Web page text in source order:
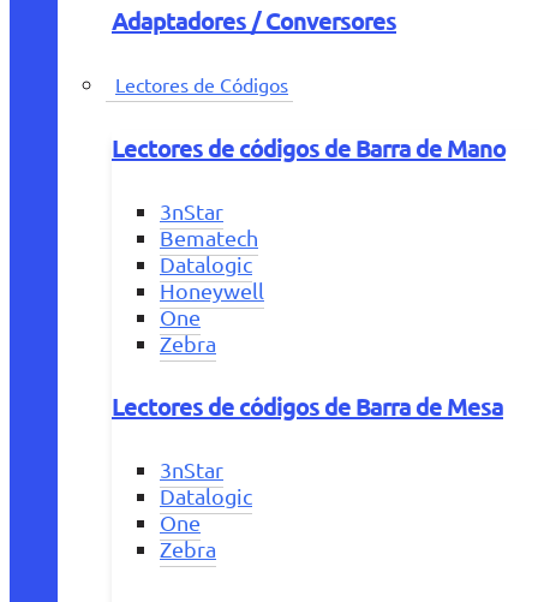
Adaptadores / Conversores
Lectores de Códigos
Lectores de códigos de Barra de Mano
3nStar
Bematech
Datalogic
Honeywell
One
Zebra
Lectores de códigos de Barra de Mesa
3nStar
Datalogic
One
Zebra